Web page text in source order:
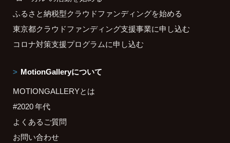
ふるさと納税型クラウドファンディングを始める
東京都クラウドファンディング支援事業に申し込む
コロナ対策支援プログラムに申し込む
MotionGalleryについて
MOTIONGALLERYとは
#2020 年代
よくあるご質問
お問い合わせ